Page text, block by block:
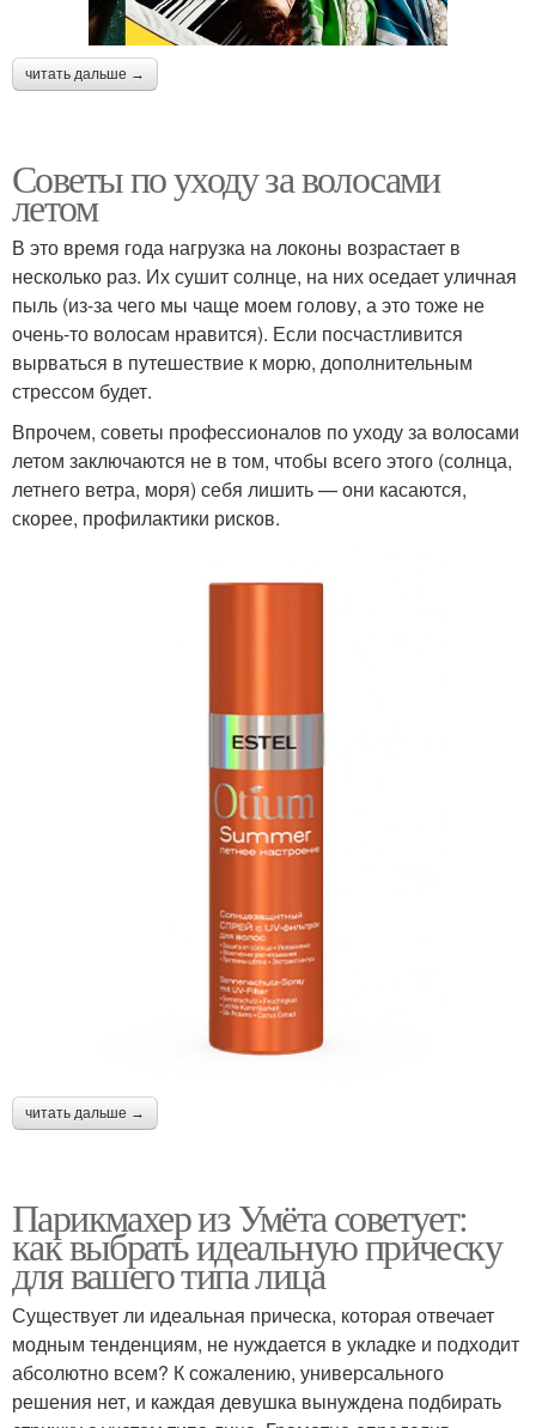
читать дальше →
Советы по уходу за волосами
летом
В это время года нагрузка на локоны возрастает в
несколько раз. Их сушит солнце, на них оседает уличная
пыль (из-за чего мы чаще моем голову, а это тоже не
очень-то волосам нравится). Если посчастливится
вырваться в путешествие к морю, дополнительным
стрессом будет.
Впрочем, советы профессионалов по уходу за волосами
летом заключаются не в том, чтобы всего этого (солнца,
летнего ветра, моря) себя лишить — они касаются,
скорее, профилактики рисков.
читать дальше →
Парикмахер из Умёта советует:
как выбрать идеальную прическу
для вашего типа лица
Существует ли идеальная прическа, которая отвечает
модным тенденциям, не нуждается в укладке и подходит
абсолютно всем? К сожалению, универсального
решения нет, и каждая девушка вынуждена подбирать